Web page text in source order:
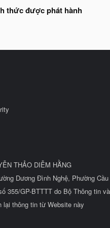
thức được phát hành
THẢO DIỄM HẰNG
Dương Đình Nghệ, Phường
355/GP-BTTTT do Bộ Thông tin
lại thông tin từ Website này